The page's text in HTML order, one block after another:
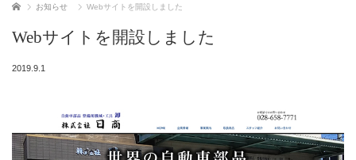
ホーム お知らせ Webサイトを開設しました
Webサイトを開設しました
2019.9.1